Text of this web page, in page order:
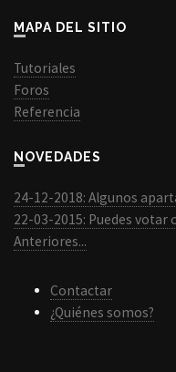
MAPA DEL SITIO
Tutoriales
Foros
Referencia
NOVEDADES
24-12-2018: Algunos
22-03-2015: Puedes votar
Anteriores...
Contactar
¿Quiénes somos?